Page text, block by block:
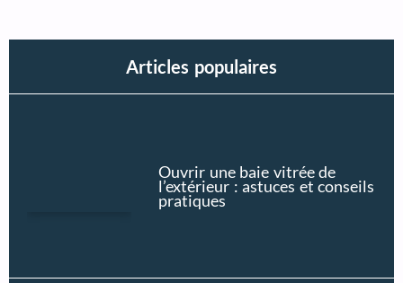
Articles populaires
Ouvrir une baie vitrée de
l’extérieur : astuces et conseils
pratiques